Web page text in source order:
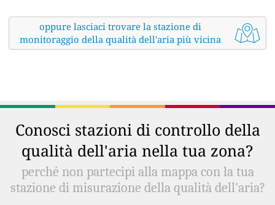
oppure lasciaci trovare la stazione di
monitoraggio della qualità dell'aria più vicina
Conosci stazioni di controllo della
qualità dell'aria nella tua zona?
perché non partecipi alla mappa con la tua
stazione di misurazione della qualità dell'aria?